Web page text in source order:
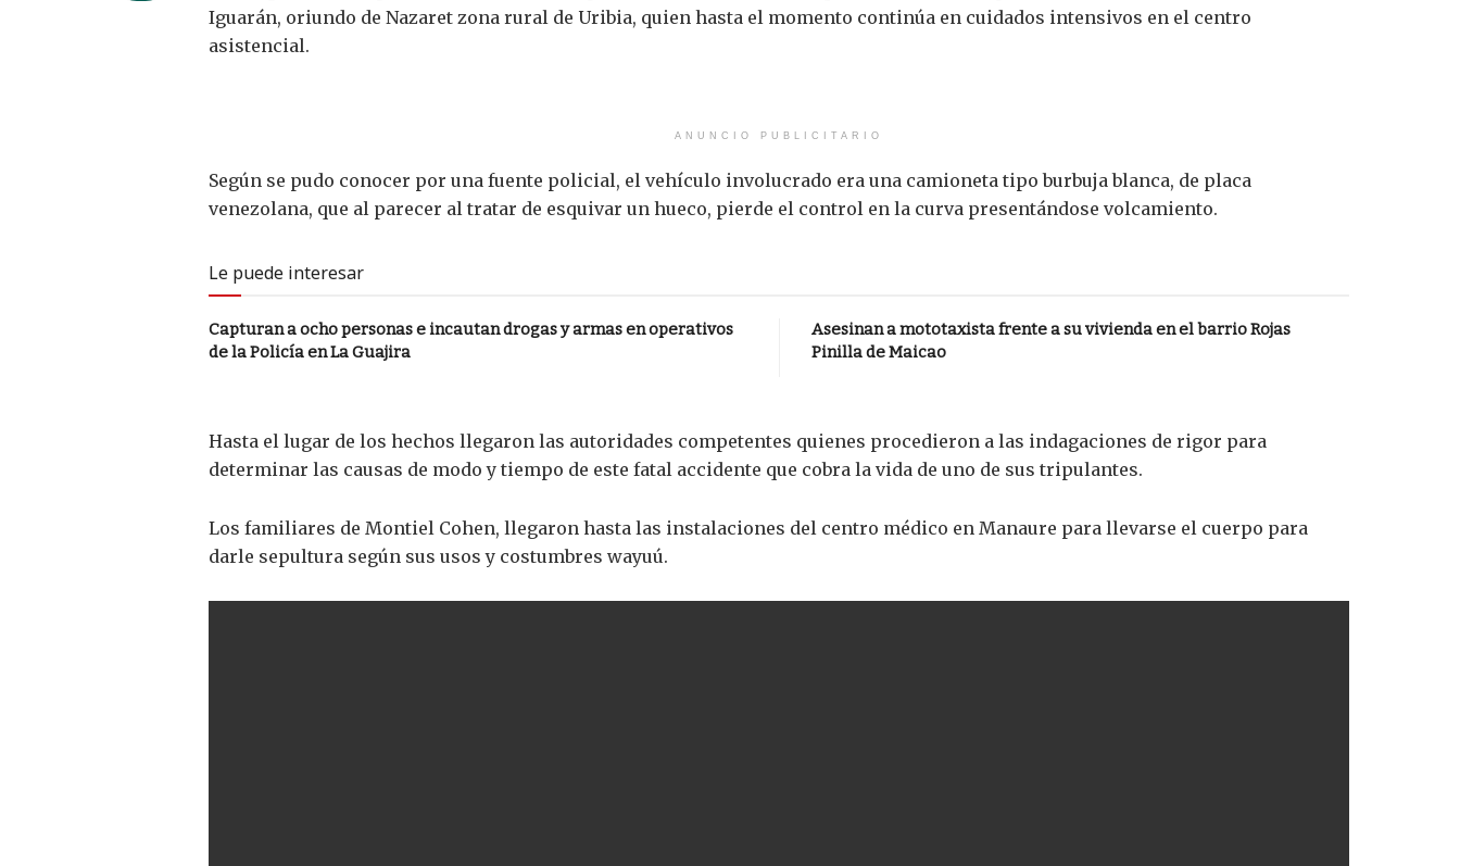
Iguarán, oriundo de Nazaret zona rural de Uribia, quien hasta el momento continúa en cuidados intensivos en el centro
asistencial.
ANUNCIO PUBLICITARIO
Según se pudo conocer por una fuente policial, el vehículo involucrado era una camioneta tipo burbuja blanca, de placa
venezolana, que al parecer al tratar de esquivar un hueco, pierde el control en la curva presentándose volcamiento.
Le puede interesar
Capturan a ocho personas e incautan drogas y armas en operativos
de la Policía en La Guajira
Asesinan a mototaxista frente a su vivienda en el barrio Rojas
Pinilla de Maicao
Hasta el lugar de los hechos llegaron las autoridades competentes quienes procedieron a las indagaciones de rigor para
determinar las causas de modo y tiempo de este fatal accidente que cobra la vida de uno de sus tripulantes.
Los familiares de Montiel Cohen, llegaron hasta las instalaciones del centro médico en Manaure para llevarse el cuerpo para
darle sepultura según sus usos y costumbres wayuú.